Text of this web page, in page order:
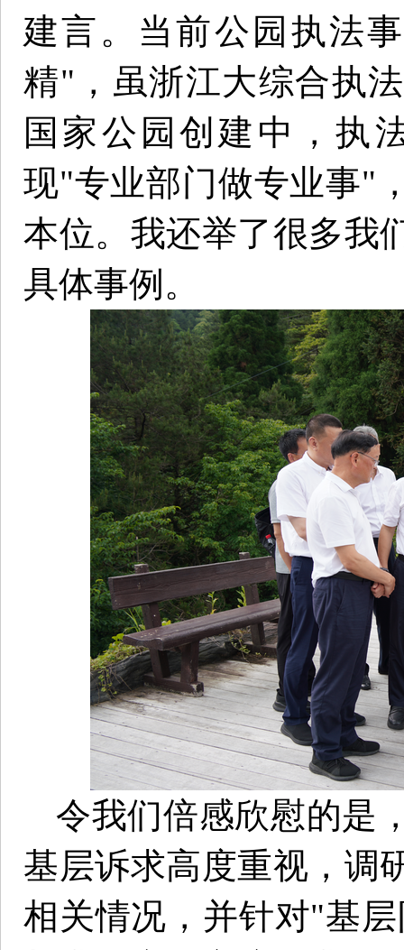
建言。当前公园执法
精"，虽浙江大综合执
国家公园创建中，执
现"专业部门做专业事"
本位。我还举了很多我
具体事例。
令我们倍感欣慰的是
基层诉求高度重视，调
相关情况，并针对"基